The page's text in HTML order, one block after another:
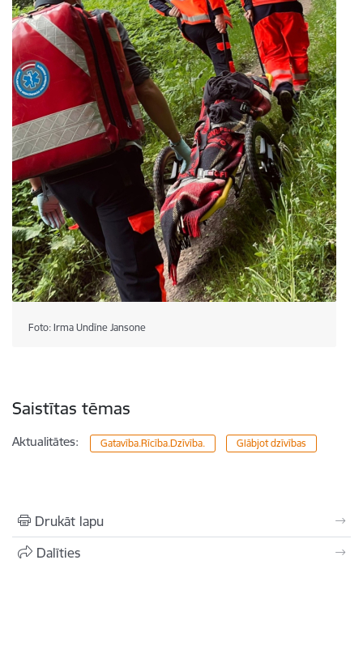
Foto: Irma Undīne Jansone
Saistītas tēmas
Aktualitātes: Gatavība.Rīcība.Dzīvība. Glābjot dzīvības
Drukāt lapu
Dalīties